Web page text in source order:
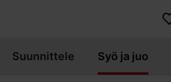
Suunnittele Syö ja juo